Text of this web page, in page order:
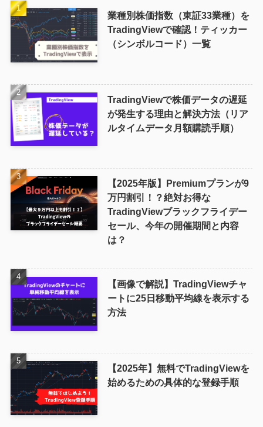
業種別株価指数（東証33業種）を
TradingViewで確認！ティッカー
（シンボルコード）一覧
TradingViewで株価データの遅延
が発生する理由と解決方法（リア
ルタイムデータ月額購読手順）
【2025年版】Premiumプランが9
万円割引！？絶対お得な
TradingViewブラックフライデー
セール、今年の開催期間と内容
は？
【画像で解説】TradingViewチャ
ートに25日移動平均線を表示する
方法
【2025年】無料でTradingViewを
始めるための具体的な登録手順